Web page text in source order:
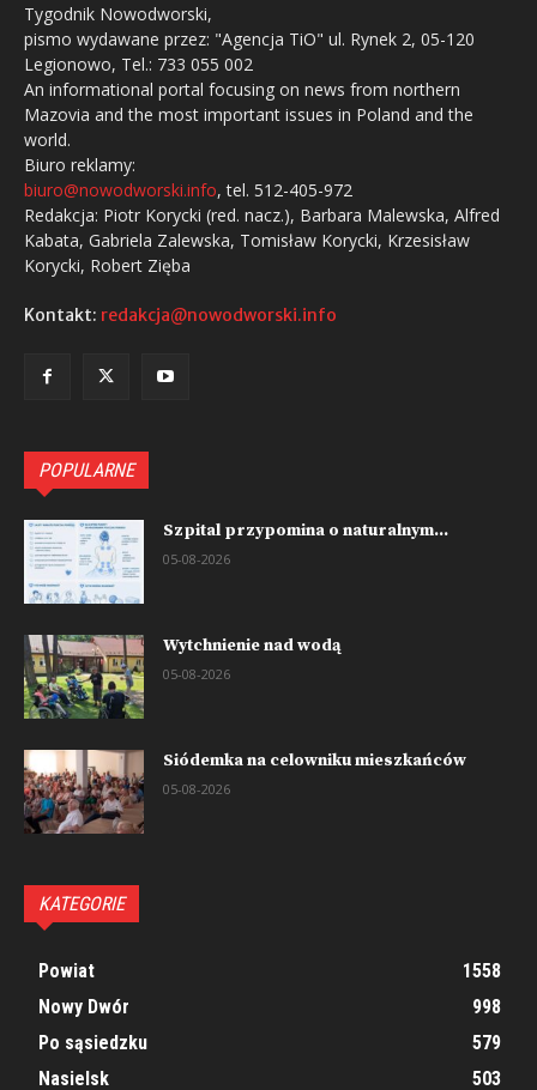
Tygodnik Nowodworski,
pismo wydawane przez: "Agencja TiO" ul. Rynek 2, 05-120
Legionowo, Tel.: 733 055 002
An informational portal focusing on news from northern
Mazovia and the most important issues in Poland and the
world.
Biuro reklamy:
biuro@nowodworski.info, tel. 512-405-972
Redakcja: Piotr Korycki (red. nacz.), Barbara Malewska, Alfred
Kabata, Gabriela Zalewska, Tomisław Korycki, Krzesisław
Korycki, Robert Zięba
Kontakt: redakcja@nowodworski.info
POPULARNE
Szpital przypomina o naturalnym...
05-08-2026
Wytchnienie nad wodą
05-08-2026
Siódemka na celowniku mieszkańców
05-08-2026
KATEGORIE
Powiat
1558
Nowy Dwór
998
Po sąsiedzku
579
Nasielsk
503